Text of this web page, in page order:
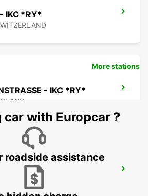
IKC *RY*
- IKC *RY*
*RY* *NOT
More stations
with Europcar ?
roadside assistance